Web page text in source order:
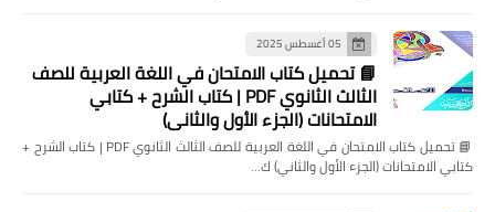
05 أغسطس 2025
📘 تحميل كتاب الامتحان في اللغة العربية للصف
الثالث الثانوي PDF | كتاب الشرح + كتابي
الامتحانات (الجزء الأول والثاني)
📘 تحميل كتاب الامتحان في اللغة العربية للصف الثالث الثانوي PDF | كتاب الشرح +
كتابي الامتحانات (الجزء الأول والثاني) ك…